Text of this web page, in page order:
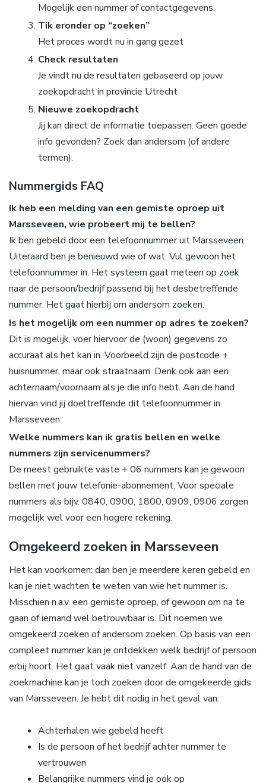
Mogelijk een nummer of contactgegevens.
Tik eronder op “zoeken”
Het proces wordt nu in gang gezet
Check resultaten
Je vindt nu de resultaten gebaseerd op jouw
zoekopdracht in provincie Utrecht
Nieuwe zoekopdracht
Jij kan direct de informatie toepassen. Geen goede
info gevonden? Zoek dan andersom (of andere
termen).
Nummergids FAQ
Ik heb een melding van een gemiste oproep uit
Marsseveen, wie probeert mij te bellen?
Ik ben gebeld door een telefoonnummer uit Marsseveen.
Uiteraard ben je benieuwd wie of wat. Vul gewoon het
telefoonnummer in. Het systeem gaat meteen op zoek
naar de persoon/bedrijf passend bij het desbetreffende
nummer. Het gaat hierbij om andersom zoeken.
Is het mogelijk om een nummer op adres te zoeken?
Dit is mogelijk, voer hiervoor de (woon) gegevens zo
accuraat als het kan in. Voorbeeld zijn de postcode +
huisnummer, maar ook straatnaam. Denk ook aan een
achternaam/voornaam als je die info hebt. Aan de hand
hiervan vind jij doeltreffende dit telefoonnummer in
Marsseveen
Welke nummers kan ik gratis bellen en welke
nummers zijn servicenummers?
De meest gebruikte vaste + 06 nummers kan je gewoon
bellen met jouw telefonie-abonnement. Voor speciale
nummers als bijv. 0840, 0900, 1800, 0909, 0906 zorgen
mogelijk wel voor een hogere rekening.
Omgekeerd zoeken in Marsseveen
Het kan voorkomen: dan ben je meerdere keren gebeld en
kan je niet wachten te weten van wie het nummer is.
Misschien n.a.v. een gemiste oproep, of gewoon om na te
gaan of iemand wel betrouwbaar is. Dit noemen we
omgekeerd zoeken of andersom zoeken. Op basis van een
compleet nummer kan je ontdekken welk bedrijf of persoon
erbij hoort. Het gaat vaak niet vanzelf. Aan de hand van de
zoekmachine kan je toch zoeken door de omgekeerde gids
van Marsseveen. Je hebt dit nodig in het geval van:
Achterhalen wie gebeld heeft
Is de persoon of het bedrijf achter nummer te
vertrouwen
Belangrijke nummers vind je ook op